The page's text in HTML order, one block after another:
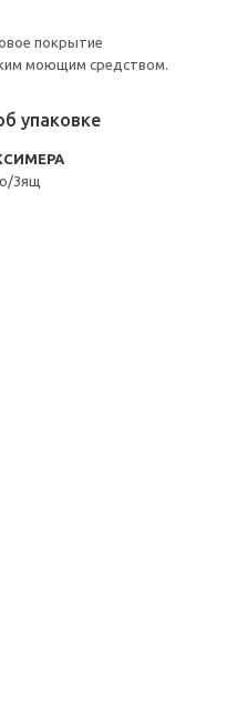
покрытие
моющим средством.
упаковке
3ящ